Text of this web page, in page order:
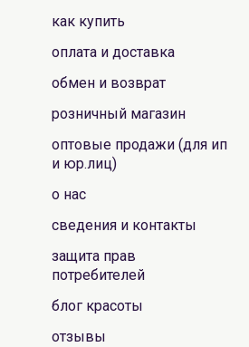
как купить
оплата и доставка
обмен и возврат
розничный магазин
оптовые продажи (для ип
и юр.лиц)
о нас
сведения и контакты
защита прав
потребителей
блог красоты
отзывы